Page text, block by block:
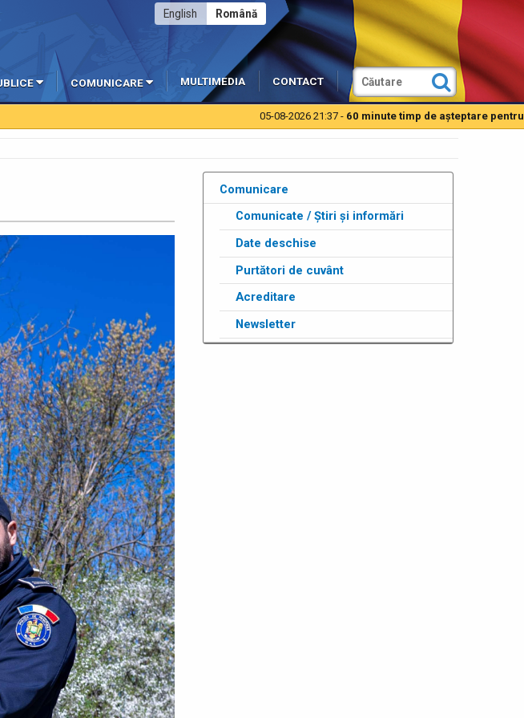
Română
English
COMUNICARE MULTIMEDIA CONTACT
05-08-2026 21:37 -60 minute timp de aşteptare pentru autoturisme
Comunicare
Comunicate / Știri și informări
Date deschise
Purtători de cuvânt
Acreditare
Newsletter